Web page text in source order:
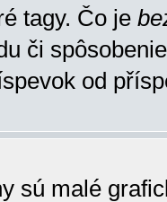
tagy. Čo je
či
od
sú malé